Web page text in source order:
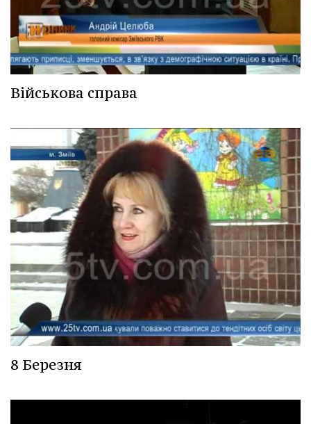
Військова справа
8 Березня